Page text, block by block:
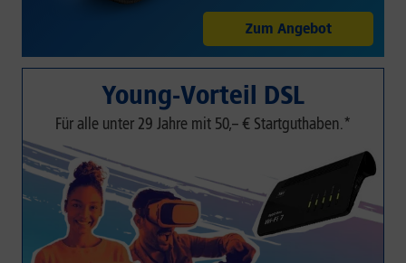
Zum Angebot
Young-Vorteil DSL
Für alle unter 29 Jahre mit 50,– € Startguthaben.*